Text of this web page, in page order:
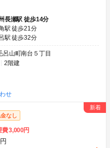
長瀬駅 徒歩14分
駅 徒歩21分
駅 徒歩32分
呂山町南台５丁目
2階建
せ
なし
費3,000円